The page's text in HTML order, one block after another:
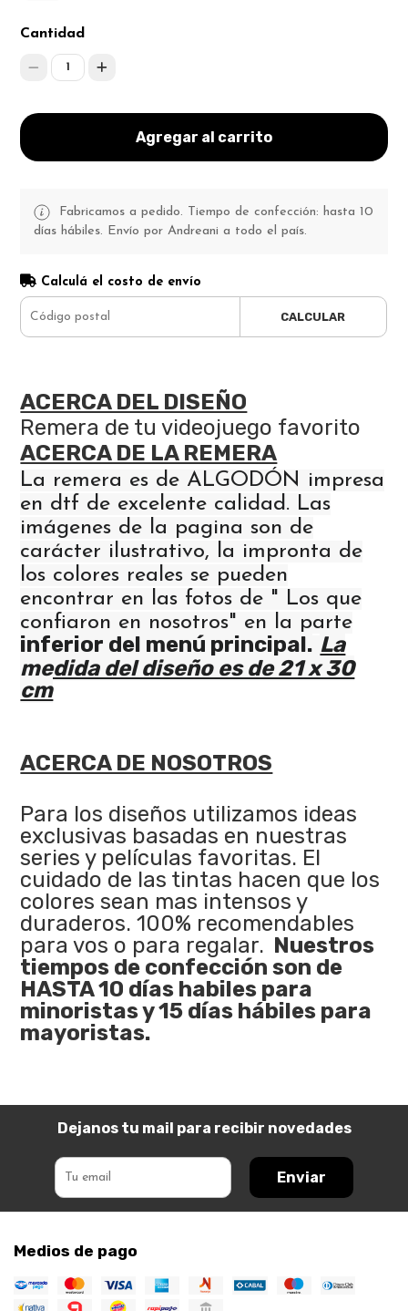
Cantidad
1
Agregar al carrito
Fabricamos a pedido. Tiempo de confección: hasta 10
días hábiles. Envío por Andreani a todo el país.
Calculá el costo de envío
CALCULAR
ACERCA DEL DISEÑO
Remera de tu videojuego favorito
ACERCA DE LA REMERA
La remera es de ALGODÓN impresa
en dtf de excelente calidad. Las
imágenes de la pagina son de
carácter ilustrativo, la impronta de
los colores reales se pueden
encontrar en las fotos de " Los que
confiaron en nosotros" en la parte
inferior del menú principal. La
medida del diseño es de 21 x 30
cm
ACERCA DE NOSOTROS
Para los diseños utilizamos ideas
exclusivas basadas en nuestras
series y películas favoritas. El
cuidado de las tintas hacen que los
colores sean mas intensos y
duraderos. 100% recomendables
para vos o para regalar. Nuestros
tiempos de confección son de
HASTA 10 días habiles para
minoristas y 15 días hábiles para
mayoristas.
Dejanos tu mail para recibir novedades
Enviar
Medios de pago